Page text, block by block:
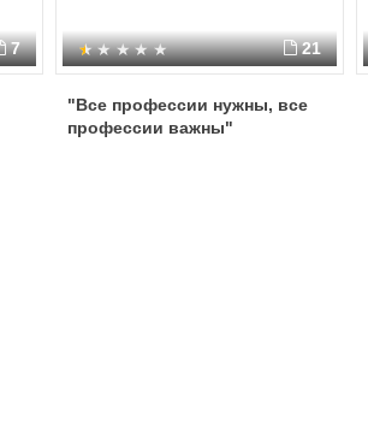
7 21
"Все профессии нужны, все
профессии важны"